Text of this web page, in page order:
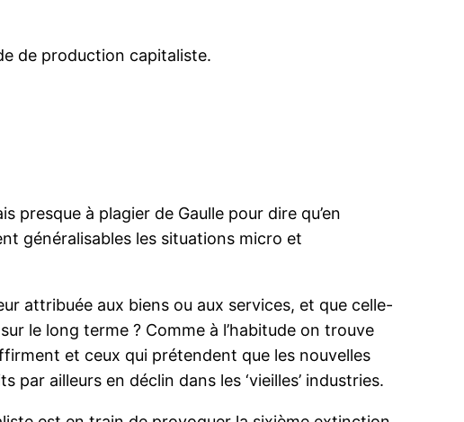
de production capitaliste.
presque à plagier de Gaulle pour dire qu’en
généralisables les situations micro et
attribuée aux biens ou aux services, et que celle-
le long terme ? Comme à l’habitude on trouve
et ceux qui prétendent que les nouvelles
ailleurs en déclin dans les ‘vieilles’ industries.